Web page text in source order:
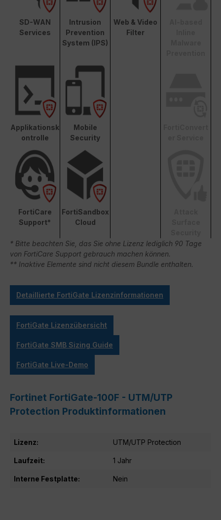
SD-WAN
Services
Intrusion
Prevention
System (IPS)
Web & Video
Filter
Applikationsk
ontrolle
Mobile
Security
FortiCare
Support*
FortiSandbox
Cloud
* Bitte beachten Sie, das Sie ohne Lizenz lediglich 90 Tage
von FortiCare Support gebrauch machen können.
** Inaktive Elemente sind nicht diesem Bundle enthalten.
Detaillierte FortiGate Lizenzinformationen
FortiGate Lizenzübersicht
FortiGate SMB Sizing Guide
FortiGate Live-Demo
Fortinet FortiGate-100F - UTM/UTP
Protection Produktinformationen
Lizenz: UTM/UTP Protection
Laufzeit: 1 Jahr
Interne Festplatte: Nein